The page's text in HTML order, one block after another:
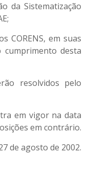
da Sistematização
CORENS, em suas
cumprimento desta
resolvidos pelo
em vigor na data
em contrário.
de agosto de 2002.